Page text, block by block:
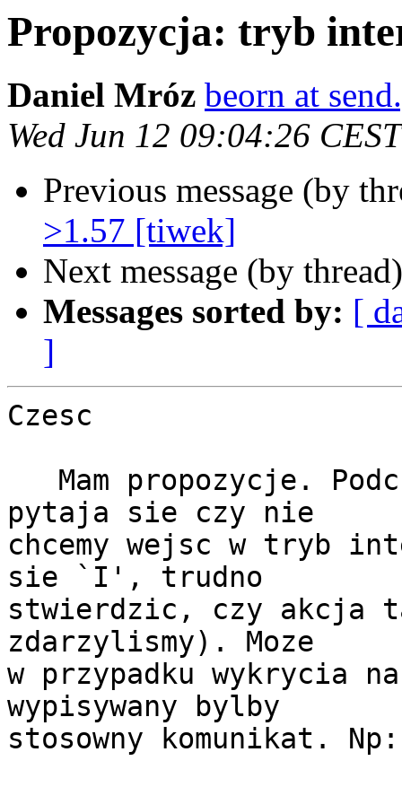
Propozycja: tryb
Daniel Mróz beorn at
Wed Jun 12 09:04:26
Previous message (by
>1.57 [tiwek]
Next message (by
Messages sorted by: [
]
Czesc
pytaja sie czy nie
chcemy wejsc w tryb
sie `I', trudno
stwierdzic, czy akcja
zdarzylismy). Moze
w przypadku wykrycia
wypisywany bylby
stosowny komunikat. Np: